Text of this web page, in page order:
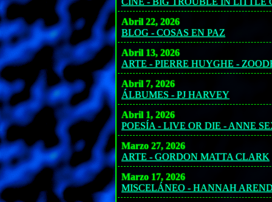
Abril 22, 2026
BLOG - COSAS EN PAZ
Abril 13, 2026
ARTE - PIERRE HUYGHE -
Abril 7, 2026
ÁLBUMES - PJ HARVEY
Abril 1, 2026
POESÍA - LIVE OR DIE - ANNE
Marzo 27, 2026
ARTE - GORDON MATTA CLARK
Marzo 17, 2026
MISCELÁNEO - HANNAH